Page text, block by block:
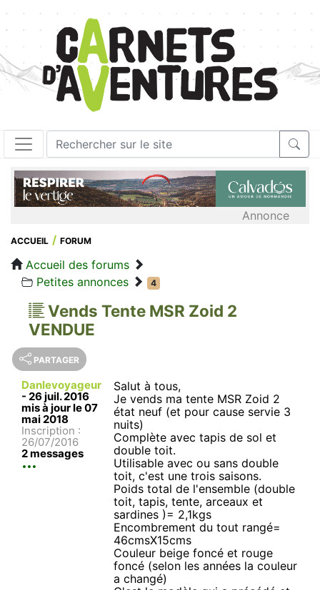
Annonce
ACCUEIL FORUM
Accueil des forums
Petites annonces
4
Vends Tente MSR Zoid 2
VENDUE
PARTAGER
Danlevoyageur
- 26 juil. 2016
mis à jour le 07
mai 2018
Inscription :
26/07/2016
2 messages
Salut à tous,
Je vends ma tente MSR Zoid 2
état neuf (et pour cause servie 3
nuits)
Complète avec tapis de sol et
double toit.
Utilisable avec ou sans double
toit, c'est une trois saisons.
Poids total de l'ensemble (double
toit, tapis, tente, arceaux et
sardines )= 2,1kgs
Encombrement du tout rangé=
46cmsX15cms
Couleur beige foncé et rouge
foncé (selon les années la couleur
a changé)